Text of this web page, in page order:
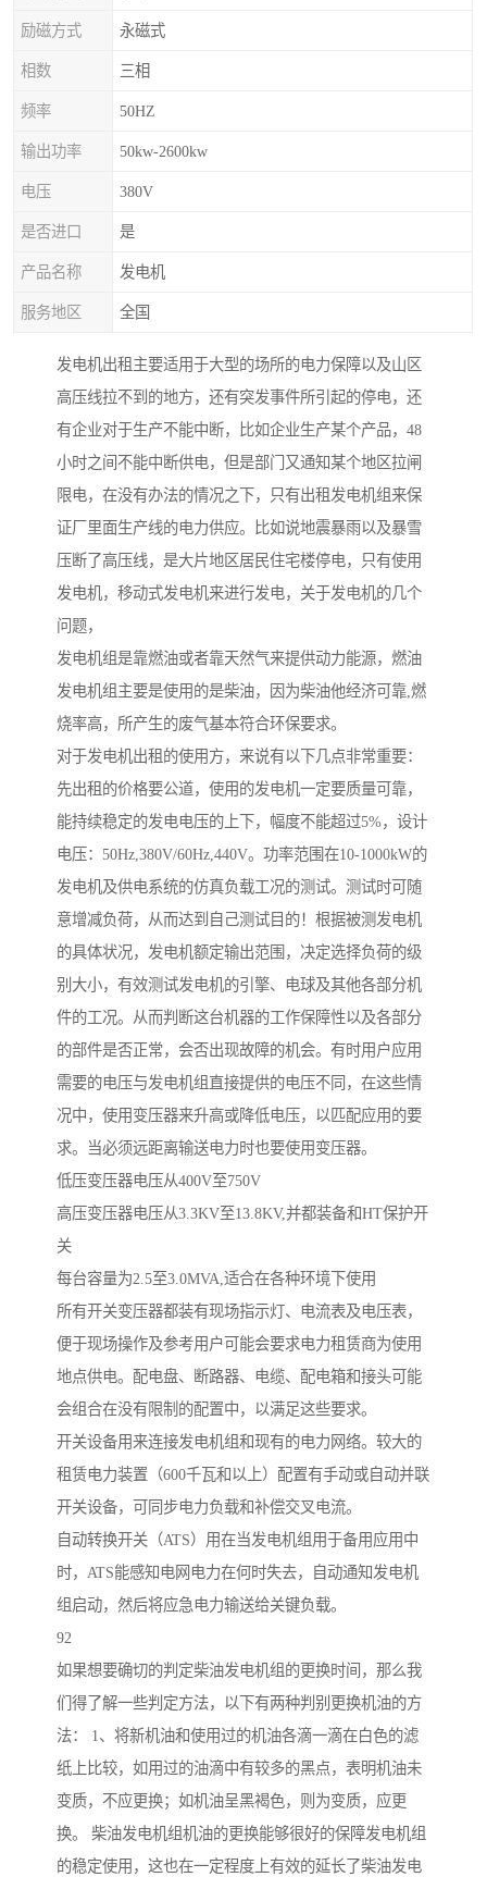
励磁方式 永磁式
相数 三相
频率 50HZ
输出功率 50kw-2600kw
电压 380V
是否进口 是
产品名称 发电机
服务地区 全国
发电机出租主要适用于大型的场所的电力保障以及山区
高压线拉不到的地方，还有突发事件所引起的停电，还
有企业对于生产不能中断，比如企业生产某个产品，48
小时之间不能中断供电，但是部门又通知某个地区拉闸
限电，在没有办法的情况之下，只有出租发电机组来保
证厂里面生产线的电力供应。比如说地震暴雨以及暴雪
压断了高压线，是大片地区居民住宅楼停电，只有使用
发电机，移动式发电机来进行发电，关于发电机的几个
问题，
发电机组是靠燃油或者靠天然气来提供动力能源，燃油
发电机组主要是使用的是柴油，因为柴油他经济可靠,燃
烧率高，所产生的废气基本符合环保要求。
对于发电机出租的使用方，来说有以下几点非常重要：
先出租的价格要公道，使用的发电机一定要质量可靠，
能持续稳定的发电电压的上下，幅度不能超过5%，设计
电压：50Hz,380V/60Hz,440V。功率范围在10-1000kW的
发电机及供电系统的仿真负载工况的测试。测试时可随
意增减负荷，从而达到自己测试目的！根据被测发电机
的具体状况，发电机额定输出范围，决定选择负荷的级
别大小，有效测试发电机的引擎、电球及其他各部分机
件的工况。从而判断这台机器的工作保障性以及各部分
的部件是否正常，会否出现故障的机会。有时用户应用
需要的电压与发电机组直接提供的电压不同，在这些情
况中，使用变压器来升高或降低电压，以匹配应用的要
求。当必须远距离输送电力时也要使用变压器。
低压变压器电压从400V至750V
高压变压器电压从3.3KV至13.8KV,并都装备和HT保护开
关
每台容量为2.5至3.0MVA,适合在各种环境下使用
所有开关变压器都装有现场指示灯、电流表及电压表，
便于现场操作及参考用户可能会要求电力租赁商为使用
地点供电。配电盘、断路器、电缆、配电箱和接头可能
会组合在没有限制的配置中，以满足这些要求。
开关设备用来连接发电机组和现有的电力网络。较大的
租赁电力装置（600千瓦和以上）配置有手动或自动并联
开关设备，可同步电力负载和补偿交叉电流。
自动转换开关（ATS）用在当发电机组用于备用应用中
时，ATS能感知电网电力在何时失去，自动通知发电机
组启动，然后将应急电力输送给关键负载。
92
如果想要确切的判定柴油发电机组的更换时间，那么我
们得了解一些判定方法，以下有两种判别更换机油的方
法： 1、将新机油和使用过的机油各滴一滴在白色的滤
纸上比较，如用过的油滴中有较多的黑点，表明机油未
变质，不应更换；如机油呈黑褐色，则为变质，应更
换。 柴油发电机组机油的更换能够很好的保障发电机组
的稳定使用，这也在一定程度上有效的延长了柴油发电